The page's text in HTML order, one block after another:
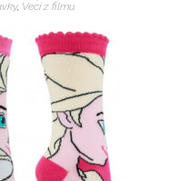
, Veci z filmu